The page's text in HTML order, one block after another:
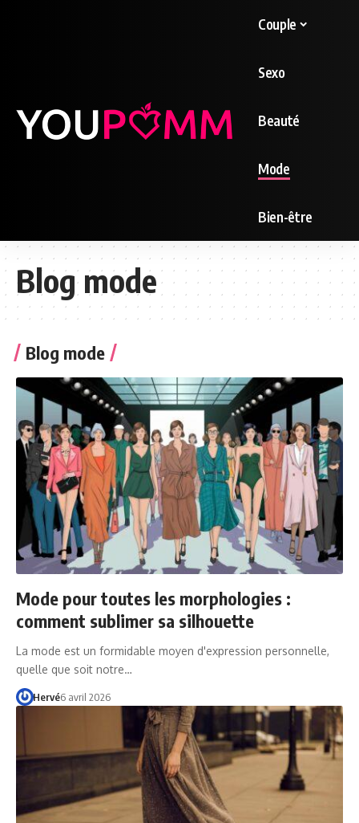
Couple
Sexo
Beauté
Mode
Bien-être
Blog mode
Blog mode
Mode pour toutes les morphologies :
comment sublimer sa silhouette
La mode est un formidable moyen d'expression personnelle,
quelle que soit notre…
Hervé6 avril 2026